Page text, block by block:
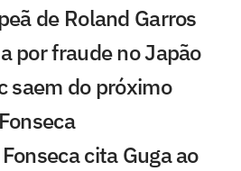
de Roland Garros
por fraude no Japão
saem do próximo
cita Guga ao